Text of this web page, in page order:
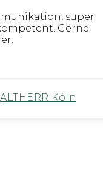
super
Gerne
ALTHERR Köln